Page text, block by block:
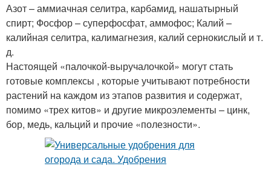
Азот – аммиачная селитра, карбамид, нашатырный
спирт; Фосфор – суперфосфат, аммофос; Калий –
калийная селитра, калимагнезия, калий сернокислый и т.
д.
Настоящей «палочкой-выручалочкой» могут стать
готовые комплексы , которые учитывают потребности
растений на каждом из этапов развития и содержат,
помимо «трех китов» и другие микроэлементы – цинк,
бор, медь, кальций и прочие «полезности».